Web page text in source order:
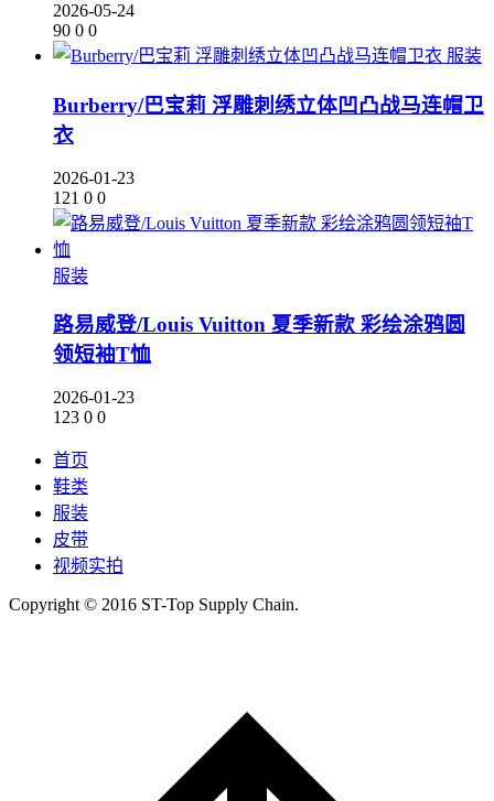
2026-05-24
90 0 0
服装
Burberry/巴宝莉 浮雕刺绣立体凹凸战马连帽卫
衣
2026-01-23
121 0 0
服装
路易威登/Louis Vuitton 夏季新款 彩绘涂鸦圆
领短袖T恤
2026-01-23
123 0 0
首页
鞋类
服装
皮带
视频实拍
Copyright © 2016 ST-Top Supply Chain.